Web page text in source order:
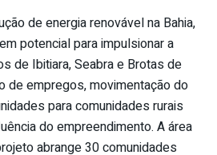
de energia renovável na Bahia,
potencial para impulsionar a
de Ibitiara, Seabra e Brotas de
de empregos, movimentação do
para comunidades rurais
do empreendimento. A área
abrange 30 comunidades